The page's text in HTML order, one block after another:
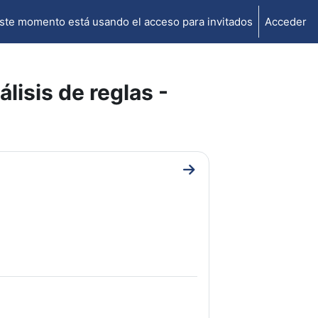
momento está usando el acceso para invitados Acceder
de reglas -
Ir a sección Gramática